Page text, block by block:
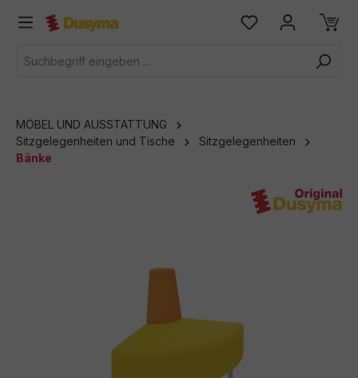
springen
MÖBEL UND AUSSTATTUNG
Sitzgelegenheiten und Tische
Sitzgelegenheiten
Bänke